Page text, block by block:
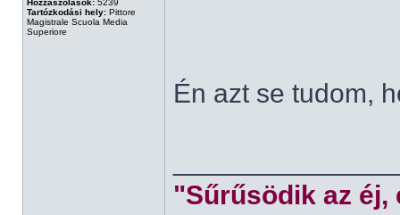
Hozzászólások: 5239
Tartózkodási hely: Pittore
Magistrale Scuola Media
Superiore
Én azt se tudom,
"Sűrűsödik az éj,